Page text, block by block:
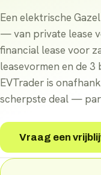
Een elektrische
— van private lease
financial lease voor
leasevormen en de
EVTrader is
scherpste deal —
Vraag een